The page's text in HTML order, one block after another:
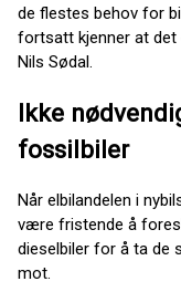
de flestes behov for
fortsatt kjenner at det
Nils Sødal.
Ikke
fossilbiler
Når elbilandelen i
være fristende å
dieselbiler for å ta de
mot.